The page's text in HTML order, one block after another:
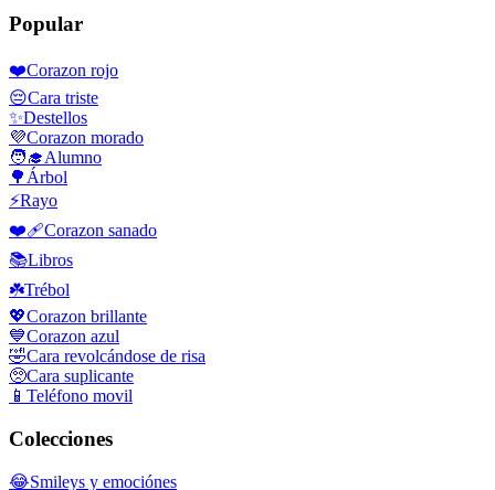
Popular
❤️Corazon rojo
😔Cara triste
✨Destellos
💜Corazon morado
🧑‍🎓Alumno
🌳 Árbol
⚡Rayo
❤️‍🩹Corazon sanado
📚Libros
☘️Trébol
💖Corazon brillante
💙Corazon azul
🤣Cara revolcándose de risa
🥺Cara suplicante
📱 Teléfono movil
Colecciones
😂Smileys y emociónes